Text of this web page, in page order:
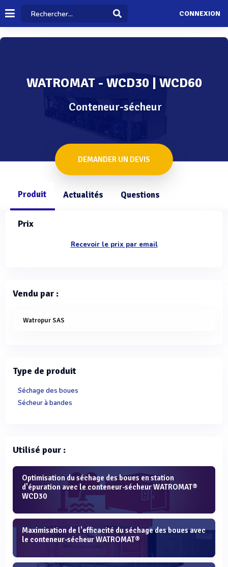
CONNEXION
WATROMAT - WCD30 | WCD60
Conteneur-sécheur
DEMANDER UN DEVIS
Produit Actualités Questions
Prix
Recevoir le prix par email
Vendu par :
Watropur SAS
Type de produit
Séchage des boues
Sécheur à bandes
Utilisé pour :
Optimisation du séchage des boues en station
d'épuration avec le conteneur-sécheur WATROMAT®
WCD30
Maximisation de l'efficacité du séchage des boues avec
le conteneur-sécheur WATROMAT®